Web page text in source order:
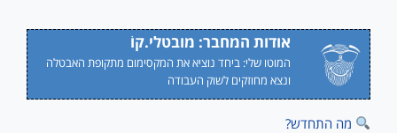
אודות המחבר: מובטלי.קוֹ
המוטו שלי: ביחד נוציא את המקסימום מתקופת האבטלה
ונצא מחוזקים לשוק העבודה
מה התחדש?